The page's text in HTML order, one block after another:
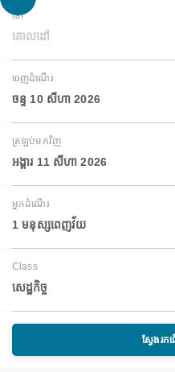
ទៅ
គោលដៅ
ចេញដំណើរ
ចន្ទ 10 សីហា 2026
ត្រឡប់មកវិញ
អង្គារ 11 សីហា 2026
អ្នកដំណើរ
1 មនុស្សពេញវ័យ
Class
សេដ្ឋកិច្ច
ស្វែងរក